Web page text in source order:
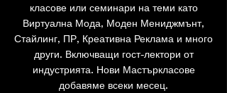
класове или семинари на теми като
Виртуална Мода, Моден Мениджмънт,
Стайлинг, ПР, Креативна Реклама и много
други. Включващи гост-лектори от
индустрията. Нови Мастъркласове
добавяме всеки месец.